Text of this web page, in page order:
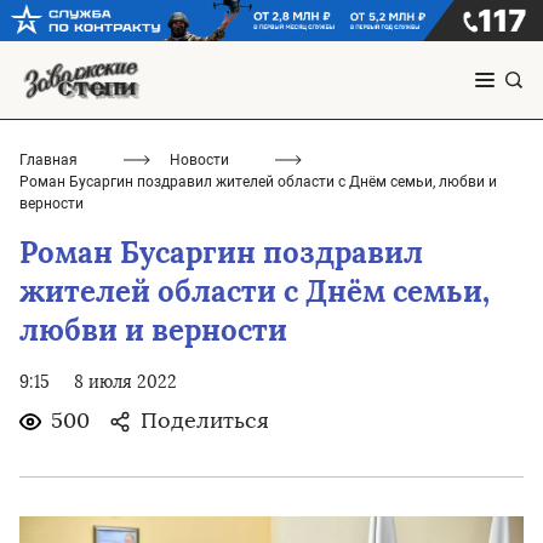
Главная
Новости
Роман Бусаргин поздравил жителей области с Днём семьи, любви и
верности
Роман Бусаргин поздравил
жителей области с Днём семьи,
любви и верности
9:15 8 июля 2022
500 Поделиться